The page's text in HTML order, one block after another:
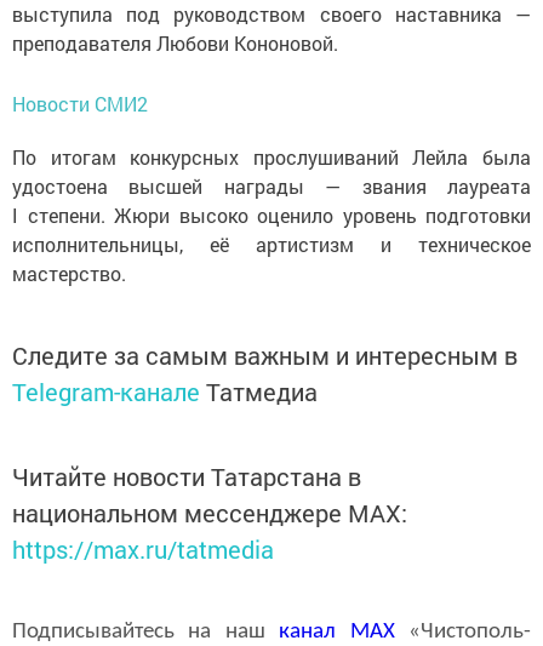
выступила под руководством своего наставника —
преподавателя Любови Кононовой.
Новости СМИ2
По итогам конкурсных прослушиваний Лейла была
удостоена высшей награды — звания лауреата
I степени. Жюри высоко оценило уровень подготовки
исполнительницы, её артистизм и техническое
мастерство.
Следите за самым важным и интересным в
Telegram-канале Татмедиа
Читайте новости Татарстана в
национальном мессенджере MАХ:
https://max.ru/tatmedia
Подписывайтесь на наш канал MAX«Чистополь-